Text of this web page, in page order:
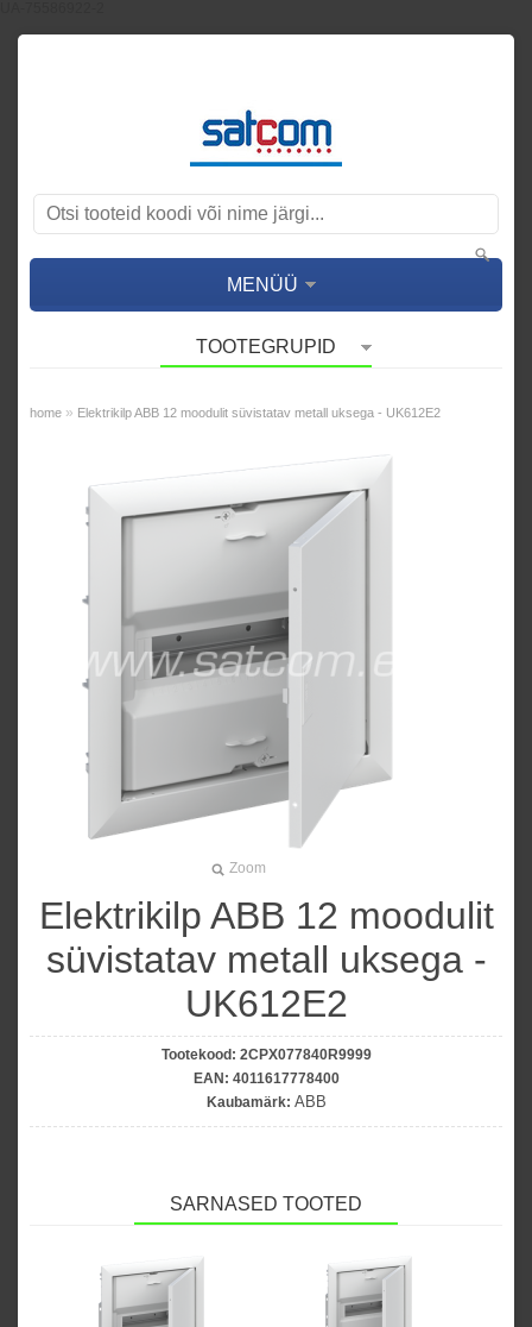
MENÜÜ
TOOTEGRUPID
home » Elektrikilp ABB 12 moodulit süvistatav metall uksega - UK612E2
Zoom
Elektrikilp ABB 12 moodulit
süvistatav metall uksega -
UK612E2
Tootekood: 2CPX077840R9999
EAN: 4011617778400
Kaubamärk: ABB
SARNASED TOOTED